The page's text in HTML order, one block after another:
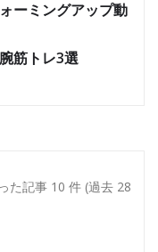
ーミングアップ動
筋トレ3選
た記事 10 件 (過去 28